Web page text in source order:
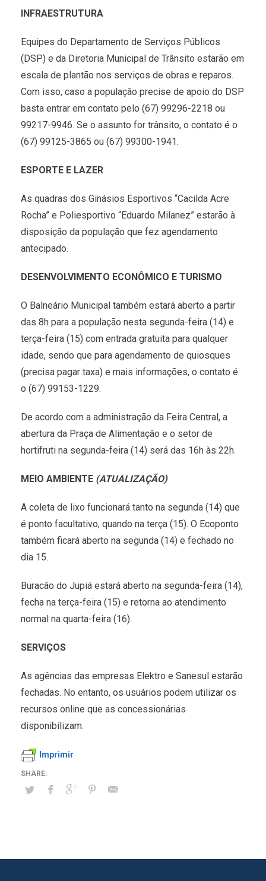
INFRAESTRUTURA
Equipes do Departamento de Serviços Públicos
(DSP) e da Diretoria Municipal de Trânsito estarão em
escala de plantão nos serviços de obras e reparos.
Com isso, caso a população precise de apoio do DSP
basta entrar em contato pelo (67) 99296-2218 ou
99217-9946. Se o assunto for trânsito, o contato é o
(67) 99125-3865 ou (67) 99300-1941.
ESPORTE E LAZER
As quadras dos Ginásios Esportivos “Cacilda Acre
Rocha” e Poliesportivo “Eduardo Milanez” estarão à
disposição da população que fez agendamento
antecipado.
DESENVOLVIMENTO ECONÔMICO E TURISMO
O Balneário Municipal também estará aberto a partir
das 8h para a população nesta segunda-feira (14) e
terça-feira (15) com entrada gratuita para qualquer
idade, sendo que para agendamento de quiosques
(precisa pagar taxa) e mais informações, o contato é
o (67) 99153-1229.
De acordo com a administração da Feira Central, a
abertura da Praça de Alimentação e o setor de
hortifruti na segunda-feira (14) será das 16h às 22h.
MEIO AMBIENTE (ATUALIZAÇÃO)
A coleta de lixo funcionará tanto na segunda (14) que
é ponto facultativo, quando na terça (15). O Ecoponto
também ficará aberto na segunda (14) e fechado no
dia 15.
Buracão do Jupiá estará aberto na segunda-feira (14),
fecha na terça-feira (15) e retorna ao atendimento
normal na quarta-feira (16).
SERVIÇOS
As agências das empresas Elektro e Sanesul estarão
fechadas. No entanto, os usuários podem utilizar os
recursos online que as concessionárias
disponibilizam.
Imprimir